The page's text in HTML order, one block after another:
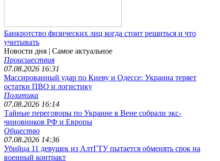
Банкротство физических лиц когда стоит решиться и что
учитывать
Новости дня | Самое актуальное
Происшествия
07.08.2026 16:31
Массированный удар по Киеву и Одессе: Украина теряет
остатки ПВО и логистику
Политика
07.08.2026 16:14
Тайные переговоры по Украине в Вене собрали экс-
чиновников РФ и Европы
Общество
07.08.2026 14:36
Убийца 11 девушек из АлтГТУ пытается обменять срок на
военный контракт